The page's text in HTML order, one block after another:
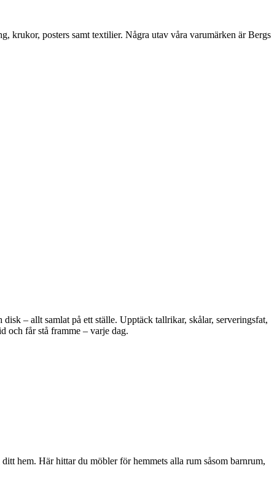
krukor, posters samt textilier. Några utav våra varumärken är Bergs
– allt samlat på ett ställe. Upptäck tallrikar, skålar, serveringsfat,
och får stå framme – varje dag.
hem. Här hittar du möbler för hemmets alla rum såsom barnrum,